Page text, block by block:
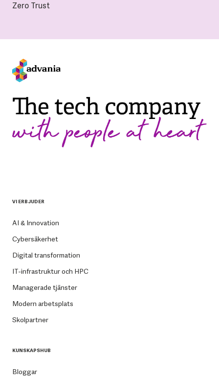
Zero Trust
VI ERBJUDER
AI & Innovation
Cybersäkerhet
Digital transformation
IT-infrastruktur och HPC
Managerade tjänster
Modern arbetsplats
Skolpartner
KUNSKAPSHUB
Bloggar